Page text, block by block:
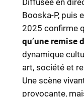
Booska-P, puis
2025 confirme
qu’une remise
dynamique
art, société et
Une scène
provocante,